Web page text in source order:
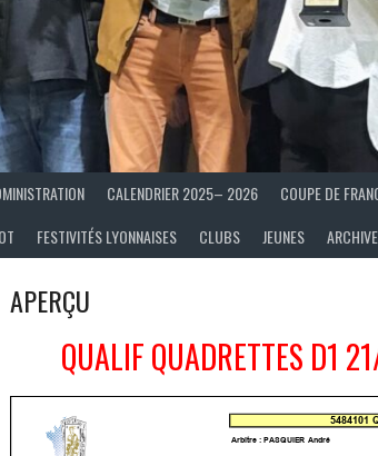
CALENDRIER 2025– 2026 COUPE DE
FESTIVITÉS LYONNAISES CLUBS JEUNES
APERÇU
QUALIF QUADRETTES D1